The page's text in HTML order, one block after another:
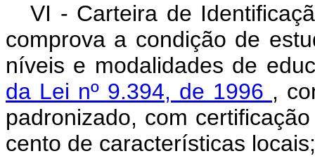
VI - Carteira de
comprova a condição de
níveis e modalidades de
da Lei nº 9.394, de 1996 ,
padronizado, com
cento de características locais;